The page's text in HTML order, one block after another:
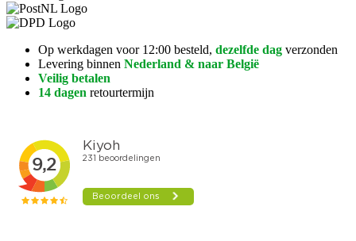
Op werkdagen voor 12:00 besteld, dezelfde dag verzonden
Levering binnen Nederland & naar België
Veilig betalen
14 dagen retourtermijn